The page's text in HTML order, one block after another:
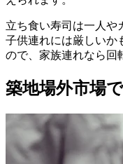
立ち食い寿司は一人や
子供連れには厳しいか
ので、家族連れなら回
築地場外市場